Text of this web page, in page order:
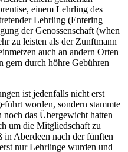
einem Lehrling des
Lehrling (Entering
der Genossenschaft (when
zu leisten als der Zunftmann
auch an andern Orten
durch höhre Gebühren
ist jedenfalls nicht erst
worden, sondern stammte
noch das Übergewicht hatten
um die Mitgliedschaft zu
in Aberdeen nach der fünften
nur Lehrlinge wurden und